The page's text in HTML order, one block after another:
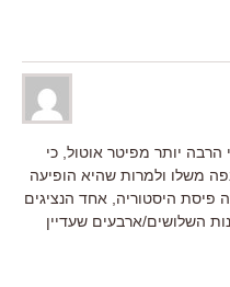
הרבה יותר מפיטר אוטול, כי
משלו ולמרות שהיא הופיעה
היסטוריה, אחד הנציגים
השלושים/ארבעים שעדיין